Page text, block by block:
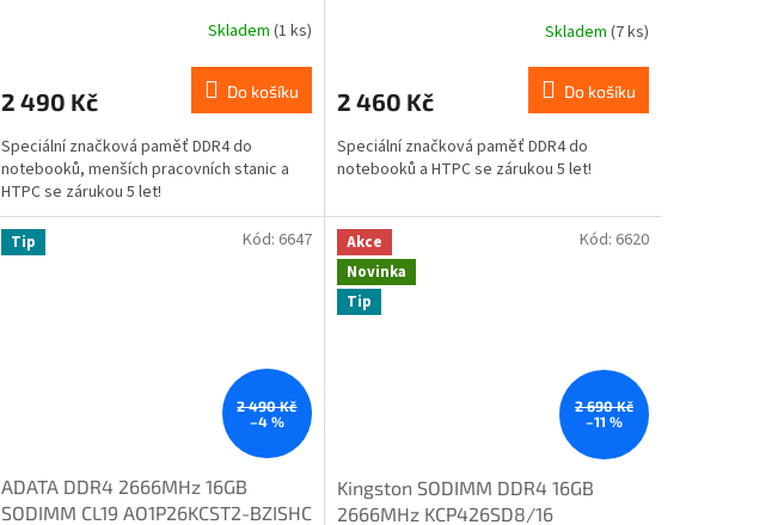
Skladem (1 ks)
2 490 Kč Do košíku
Speciální značková paměť DDR4 do
notebooků, menších pracovních stanic a
HTPC se zárukou 5 let!
Skladem (7 ks)
2 460 Kč Do košíku
Speciální značková paměť DDR4 do
notebooků a HTPC se zárukou 5 let!
Tip
2 490 Kč
–4 %
ADATA DDR4 2666MHz 16GB
SODIMM CL19 AO1P26KCST2-BZISHC
Kód: 6647
Akce
Novinka
Tip
2 690 Kč
–11 %
Kingston SODIMM DDR4 16GB
2666MHz KCP426SD8/16
Kód: 6620